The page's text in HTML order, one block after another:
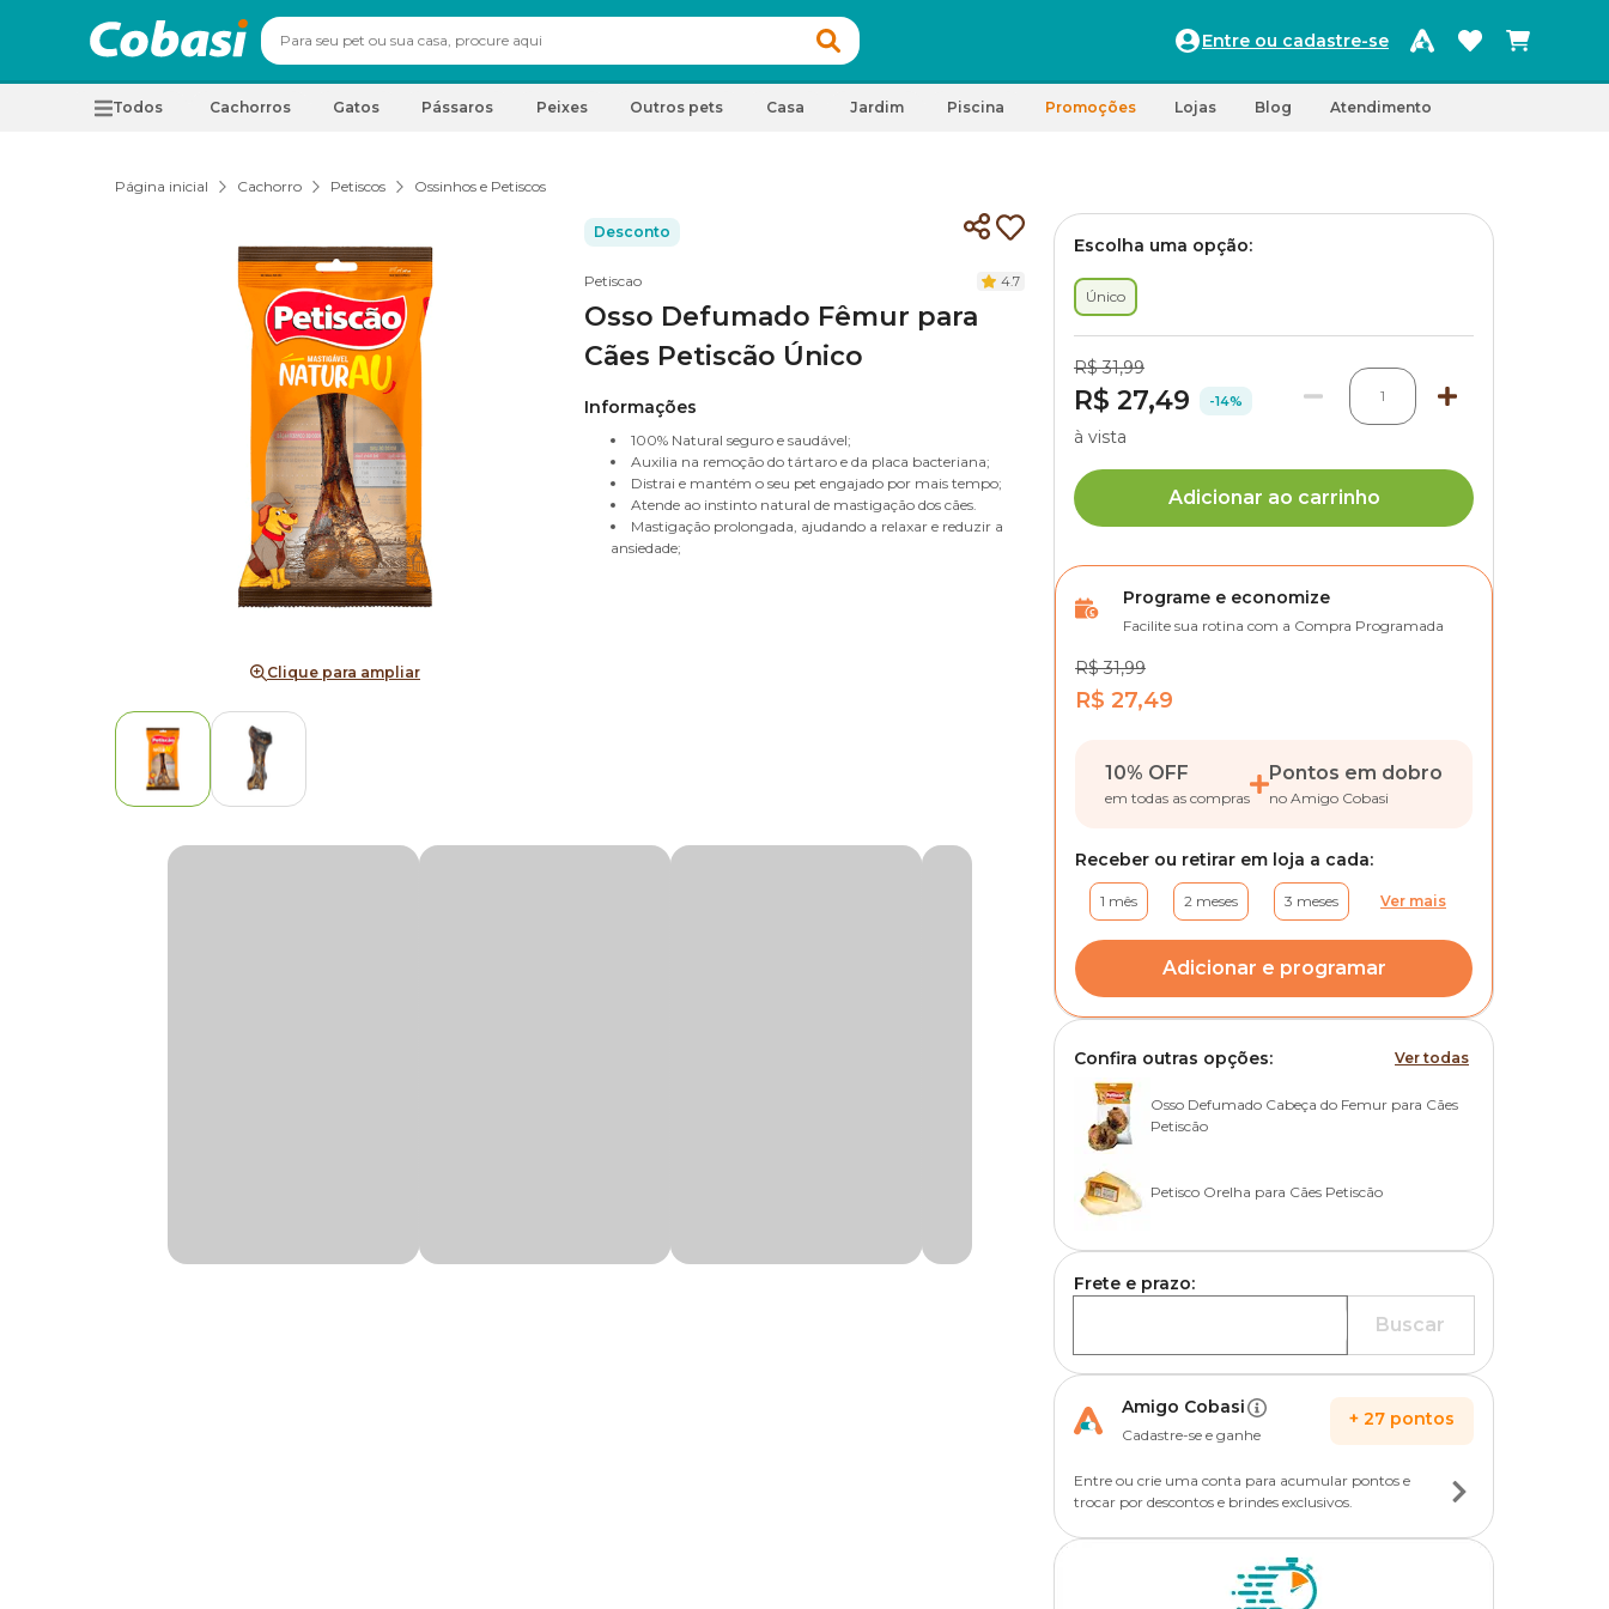
Entre ou cadastre-se
Todos Cachorros Gatos Pássaros Peixes Outros pets Casa Jardim Piscina Promoções Lojas Blog Atendimento
Página inicial Cachorro Petiscos Ossinhos e Petiscos
Clique para ampliar
Desconto
Petiscao 4.7
Osso Defumado Fêmur para
Cães Petiscão Único
Informações
100% Natural seguro e saudável;
Auxilia na remoção do tártaro e da placa bacteriana;
Distrai e mantém o seu pet engajado por mais tempo;
Atende ao instinto natural de mastigação dos cães.
Mastigação prolongada, ajudando a relaxar e reduzir a
ansiedade;
Escolha uma opção:
Único
R$ 31,99
R$ 27,49 -14% 1
à vista
Adicionar ao carrinho
Programe e economize
Facilite sua rotina com a Compra Programada
R$ 31,99
R$ 27,49
10% OFF
em todas as compras
Pontos em dobro
no Amigo Cobasi
Receber ou retirar em loja a cada:
1 mês 2 meses 3 meses Ver mais
Adicionar e programar
Confira outras opções: Ver todas
Osso Defumado Cabeça do Femur para Cães
Petiscão
Petisco Orelha para Cães Petiscão
Frete e prazo:
Buscar
Amigo Cobasi
Cadastre-se e ganhe
+ 27 pontos
Entre ou crie uma conta para acumular pontos e
trocar por descontos e brindes exclusivos.